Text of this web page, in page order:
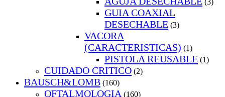
(3)
GUIA COAXIAL
DESECHABLE (3)
VACORA
(CARACTERISTICAS) (1)
PISTOLA REUSABLE (1)
CUIDADO CRITICO (2)
BAUSCH&LOMB (160)
OFTALMOLOGIA (160)